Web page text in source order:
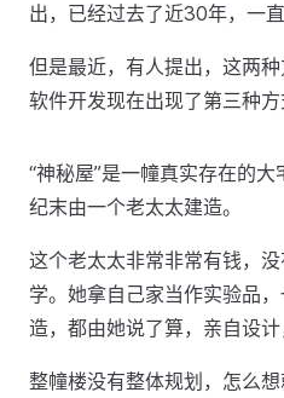
出，已经过去了近30年，一
但是最近，有人提出，这两种
软件开发现在出现了第三种方
“神秘屋”是一幢真实存在的
纪末由一个老太太建造。
这个老太太非常非常有钱，
学。她拿自己家当作实验品
造，都由她说了算，亲自设计
整幢楼没有整体规划，怎么